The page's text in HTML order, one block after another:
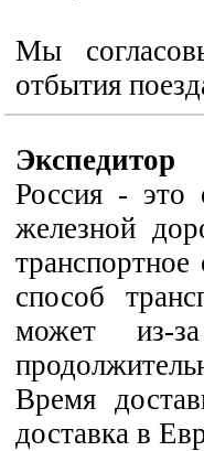
Мы
отбытия
Экспедитор
Россия - это
железной
способ
может из-
Время
доставка в